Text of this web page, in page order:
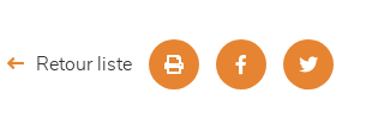
Retour liste